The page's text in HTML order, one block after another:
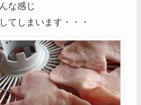
な感じ
てしまいます・・・